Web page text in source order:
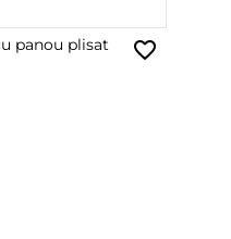
panou plisat